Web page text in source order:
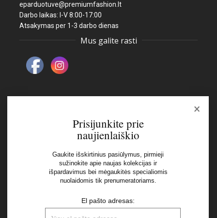
eparduotuve@premiumfashion.lt
Darbo laikas: I-V 8:00-17:00
Atsakymas per 1-3 darbo dienas
Mus galite rasti
Naujienlaiškis
Aš perskaičiau ir sutinku su Privatumo Politikos
×
Prisijunkite prie
naujienlaiškio
Gaukite išskirtinius pasiūlymus, pirmieji
sužinokite apie naujas kolekcijas ir
išpardavimus bei mėgaukitės specialiomis
nuolaidomis tik prenumeratoriams.
El pašto adresas: